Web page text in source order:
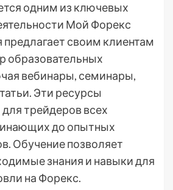
одним из ключевых
Мой Форекс
своим клиентам
образовательных
вебинары, семинары,
Эти ресурсы
трейдеров всех
до опытных
Обучение позволяет
знания и навыки для
на Форекс.